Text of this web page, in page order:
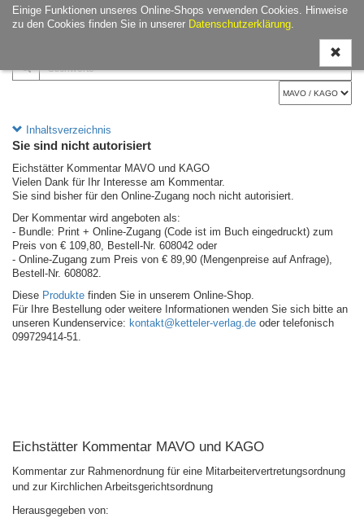
Einige Funktionen unseres Online-Shops verwenden Cookies. Hinweise
zu den Cookies finden Sie in unserer Datenschutzerklärung.
ein-/
Inhaltsverzeichnis
Sie sind nicht autorisiert
Eichstätter Kommentar MAVO und KAGO
Vielen Dank für Ihr Interesse am Kommentar.
Sie sind bisher für den Online-Zugang noch nicht autorisiert.
Der Kommentar wird angeboten als:
- Bundle: Print + Online-Zugang (Code ist im Buch eingedruckt) zum
Preis von € 109,80, Bestell-Nr. 608042 oder
- Online-Zugang zum Preis von € 89,90 (Mengenpreise auf Anfrage),
Bestell-Nr. 608082.
Diese Produkte finden Sie in unserem Online-Shop.
Für Ihre Bestellung oder weitere Informationen wenden Sie sich bitte an
unseren Kundenservice: kontakt@ketteler-verlag.de oder telefonisch
099729414-51.
Eichstätter Kommentar MAVO und KAGO
Kommentar zur Rahmenordnung für eine Mitarbeitervertretungsordnung
und zur Kirchlichen Arbeitsgerichtsordnung
Herausgegeben von: